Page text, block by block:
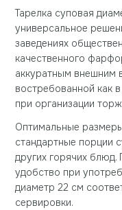
Тарелка суповая
универсальное
заведениях
качественного
аккуратным внешним
востребованной как
при организации
Оптимальные
стандартные порции
других горячих
удобство при
диаметр 22 см
сервировки.